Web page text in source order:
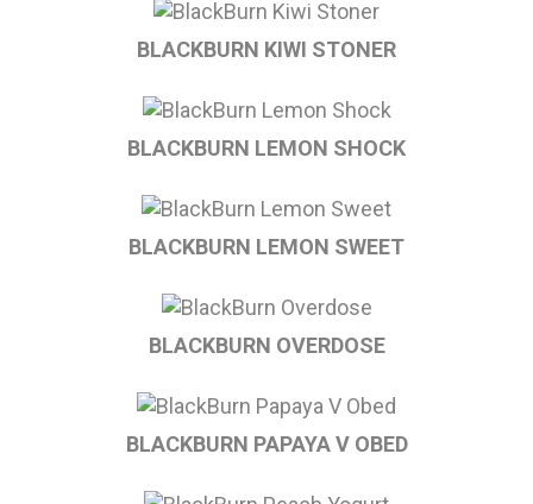
BLACKBURN KIWI STONER
BLACKBURN LEMON SHOCK
BLACKBURN LEMON SWEET
BLACKBURN OVERDOSE
BLACKBURN PAPAYA V OBED